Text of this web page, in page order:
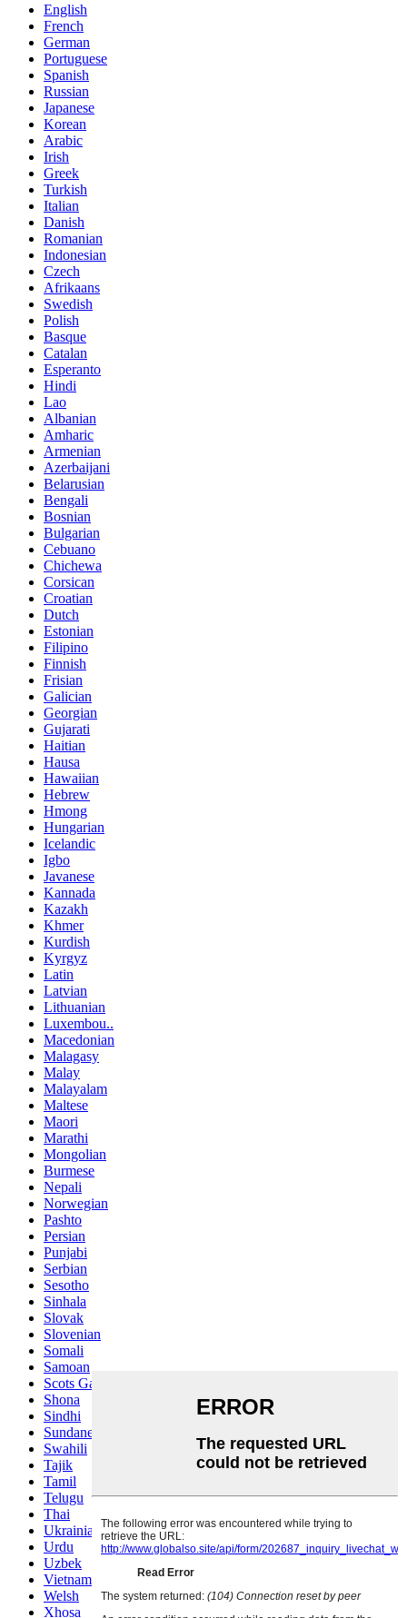
English
French
German
Portuguese
Spanish
Russian
Japanese
Korean
Arabic
Irish
Greek
Turkish
Italian
Danish
Romanian
Indonesian
Czech
Afrikaans
Swedish
Polish
Basque
Catalan
Esperanto
Hindi
Lao
Albanian
Amharic
Armenian
Azerbaijani
Belarusian
Bengali
Bosnian
Bulgarian
Cebuano
Chichewa
Corsican
Croatian
Dutch
Estonian
Filipino
Finnish
Frisian
Galician
Georgian
Gujarati
Haitian
Hausa
Hawaiian
Hebrew
Hmong
Hungarian
Icelandic
Igbo
Javanese
Kannada
Kazakh
Khmer
Kurdish
Kyrgyz
Latin
Latvian
Lithuanian
Luxembou..
Macedonian
Malagasy
Malay
Malayalam
Maltese
Maori
Marathi
Mongolian
Burmese
Nepali
Norwegian
Pashto
Persian
Punjabi
Serbian
Sesotho
Sinhala
Slovak
Slovenian
Somali
Samoan
Scots Gaelic
Shona
Sindhi
Sundanese
Swahili
Tajik
Tamil
Telugu
Thai
Ukrainian
Urdu
Uzbek
Vietnamese
Welsh
Xhosa